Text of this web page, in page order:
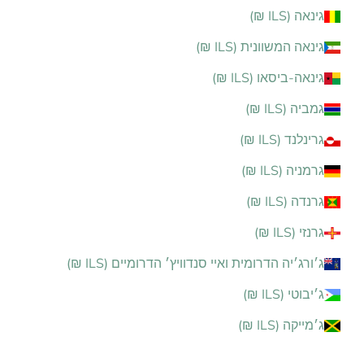
גינאה (ILS ₪)
גינאה המשוונית (ILS ₪)
גינאה-ביסאו (ILS ₪)
גמביה (ILS ₪)
גרינלנד (ILS ₪)
גרמניה (ILS ₪)
גרנדה (ILS ₪)
גרנזי (ILS ₪)
ג׳ורג׳יה הדרומית ואיי סנדוויץ׳ הדרומיים (ILS ₪)
ג׳יבוטי (ILS ₪)
ג׳מייקה (ILS ₪)